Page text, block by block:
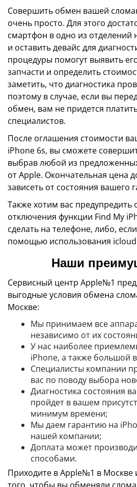
Совершить обмен вашей
очень просто. Для этого
смартфон в одно из
и оставить девайс для
процедуры помогут выявить
запчасти и определить
заметить, что диагностика
поэтому в случае, если вы
обмен, вам не придется
специалистов.
После оглашения стоимости
iPhone 6s, вы сможете
выбрав любой из
от Apple. Окончательная цена
зависеть от состояния вашего
Также хотим вас предупредить
отключения функции Find My
сделать на телефоне, либо,
помощью использования
Наши
Сервисный центр Apple№1
выгодные условия обмена
Москве:
Мы принимаем все
независимо от их
У нас наиболее
iPhone, а также большой
Специалисты компании
вас по поводу выбора
Диагностика состояния
пройдет в вашем
минимум времени;
Мы даем гарантию на
нашей компании;
Доплата может
способами.
Приходите в Apple№1 в Москве